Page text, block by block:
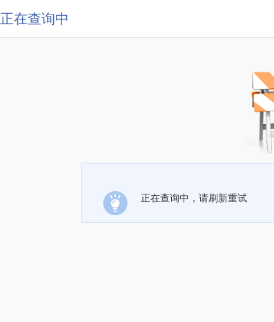
正在查询中
正在查询中，请刷新重试